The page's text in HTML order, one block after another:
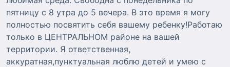
пятницу с 8 утра до 5 вечера. В это время я могу
полностью посвятить себя вашему ребенку!Работаю
только в ЦЕНТРАЛЬНОМ районе на вашей
территории. Я ответственная,
аккуратная,пунктуальная люблю детей и умею с